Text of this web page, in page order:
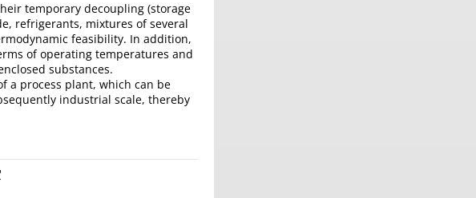
temporary decoupling (storage
refrigerants, mixtures of several
feasibility. In addition,
of operating temperatures and
substances.
a process plant, which can be
industrial scale, thereby